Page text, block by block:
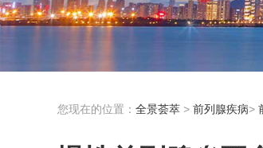
您现在的位置： 全景荟萃 > 前列腺疾病>